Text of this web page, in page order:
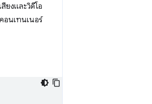
ยงและวิดีโอ
อนเทนเนอร์